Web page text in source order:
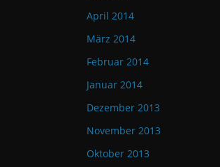
April 2014
März 2014
Februar 2014
Januar 2014
Dezember 2013
November 2013
Oktober 2013